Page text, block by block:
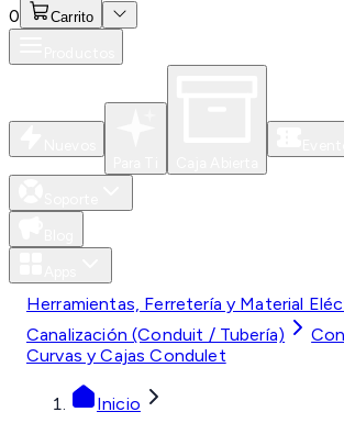
0 Carrito
Herramientas, Ferretería y Material
Canalización (Conduit / Tubería)
Curvas y Cajas Condulet
Inicio